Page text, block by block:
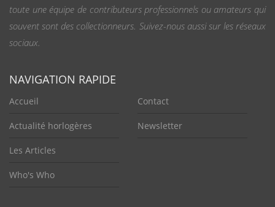
toute une équipe de contributeurs professionnels ou amateurs qui
souvent sont des collectionneurs. Suivez-nous aussi sur les réseaux
sociaux.
NAVIGATION RAPIDE
Accueil
Actualité horlogères
Les Articles
Who's Who
Contact
Newsletter